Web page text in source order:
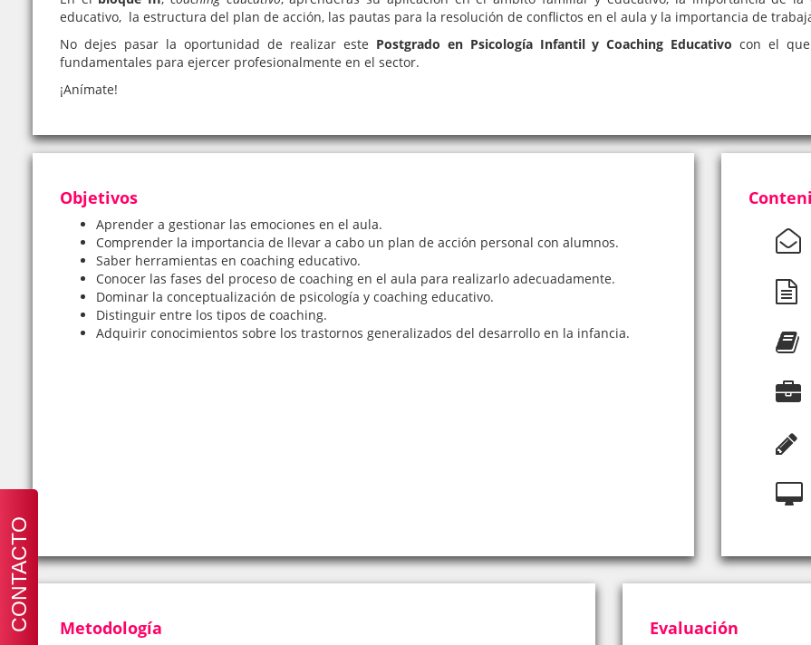
educativo, la estructura del plan de acción, las pautas para la resolución de conflictos en el aula y la importancia de
No dejes pasar la oportunidad de realizar este Postgrado en Psicología Infantil y Coaching Educativocon el
fundamentales para ejercer profesionalmente en el sector.
¡Anímate!
Objetivos
Aprender a gestionar las emociones en el aula.
Comprender la importancia de llevar a cabo un plan de acción personal con alumnos.
Saber herramientas en coaching educativo.
Conocer las fases del proceso de coaching en el aula para realizarlo adecuadamente.
Dominar la conceptualización de psicología y coaching educativo.
Distinguir entre los tipos de coaching.
Adquirir conocimientos sobre los trastornos generalizados del desarrollo en la infancia.
Metodología Evaluación
CONTACTO